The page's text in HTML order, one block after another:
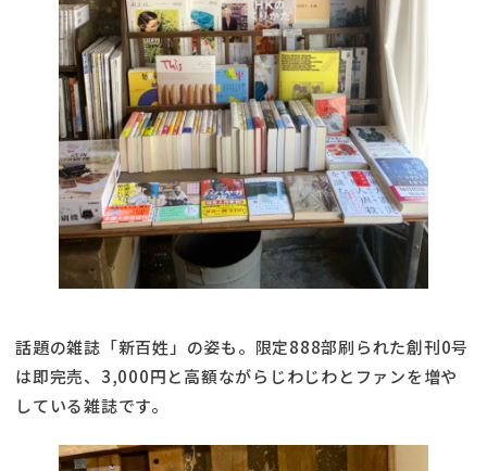
話題の雑誌「新百姓」の姿も。限定888部刷られた創刊0号
は即完売、3,000円と高額ながらじわじわとファンを増や
している雑誌です。